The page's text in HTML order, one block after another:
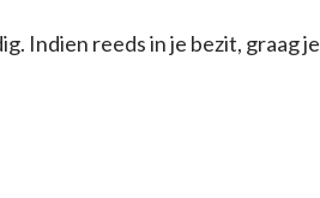
Indien reeds in je bezit, graag je